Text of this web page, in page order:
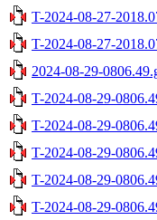
T-2024-08-27-
T-2024-08-27-
2024-08-29-
T-2024-08-29-
T-2024-08-29-
T-2024-08-29-
T-2024-08-29-
T-2024-08-29-